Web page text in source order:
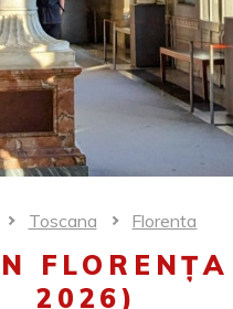
Toscana Florenta
2026)